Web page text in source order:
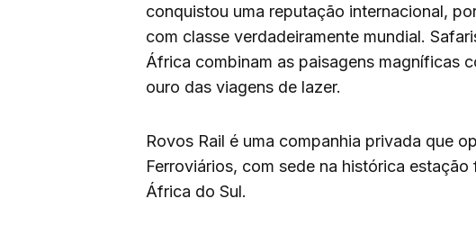
conquistou uma reputação internacional,
com classe verdadeiramente mundial.
África combinam as paisagens magníficas
ouro das viagens de lazer.
Rovos Rail é uma companhia privada que
Ferroviários, com sede na histórica estação
África do Sul.